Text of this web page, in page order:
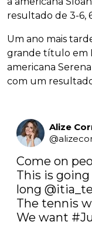
resultado de 3-6,
Um ano mais
grande título em
americana
com um
Alize
@
Come on
This is
long
The tennis
We want